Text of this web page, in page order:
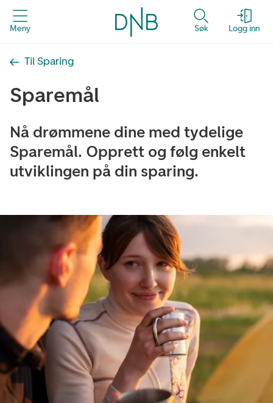
Meny Søk Logg inn
Til Sparing
Sparemål
Nå drømmene dine med tydelige
Sparemål. Opprett og følg enkelt
utviklingen på din sparing.